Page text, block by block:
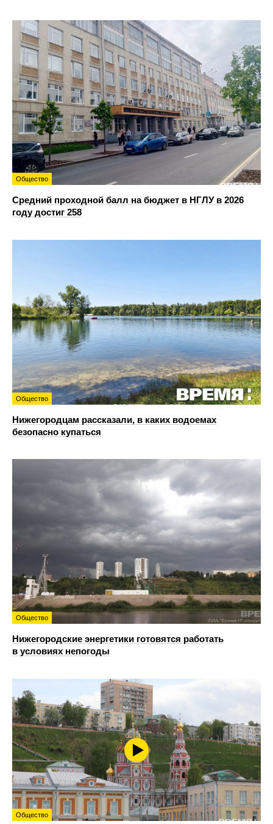
Общество
Средний проходной балл на бюджет в НГЛУ в 2026
году достиг 258
Общество
Нижегородцам рассказали, в каких водоемах
безопасно купаться
Общество
Нижегородские энергетики готовятся работать
в условиях непогоды
Общество